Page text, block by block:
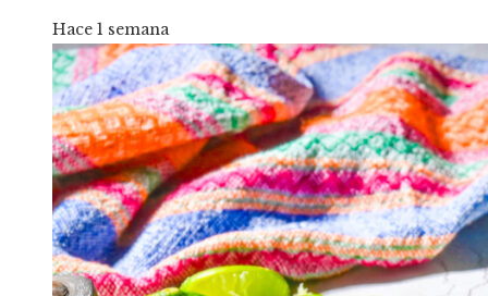
Hace 1 semana